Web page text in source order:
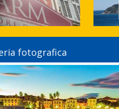
fotografica